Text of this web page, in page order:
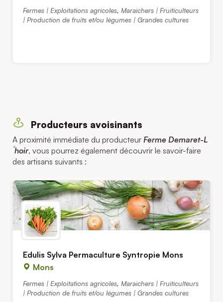
Fermes | Exploitations agricoles, Maraichers | Fruiticulteurs
| Production de fruits et/ou légumes | Grandes cultures
Producteurs avoisinants
A proximité immédiate du producteur Ferme Demaret-L
´hoir, vous pourrez également découvrir le savoir-faire
des artisans suivants :
Edulis Sylva Permaculture Syntropie Mons
Mons
Fermes | Exploitations agricoles, Maraichers | Fruiticulteurs
| Production de fruits et/ou légumes | Grandes cultures